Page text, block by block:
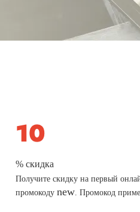
% скидка
Получите скидку на первый
промокодуnew . Промокод